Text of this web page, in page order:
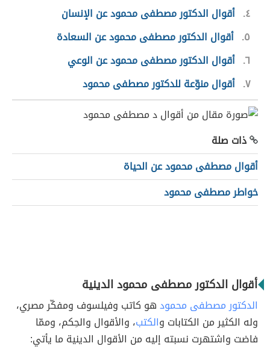
٤ أقوال الدكتور مصطفى محمود عن الإنسان
٥ أقوال الدكتور مصطفى محمود عن السعادة
٦ أقوال الدكتور مصطفى محمود عن الوعي
٧ أقوال منوّعة للدكتور مصطفى محمود
ذات صلة
أقوال مصطفى محمود عن الحياة
خواطر مصطفى محمود
أقوال الدكتور مصطفى محمود الدينية
الدكتور مصطفى محمودهو كاتب وفيلسوف ومفكّر مصري،
وله الكثير من الكتابات والكتب، والأقوال والحِكم، وممّا
فاضت واشتهرت نسبته إليه من الأقوال الدينية ما يأتي: